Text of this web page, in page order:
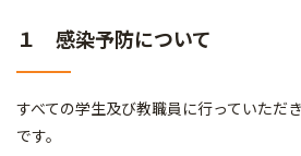
１ 感染予防について
すべての学生及び教職員に行っていただ
です。